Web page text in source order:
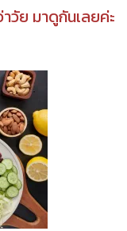
วัย มาดูกันเลยค่ะ